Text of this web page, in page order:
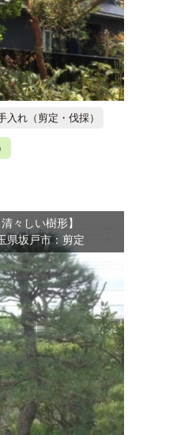
入れ（剪定・伐採）
清々しい樹形】
県坂戸市：剪定